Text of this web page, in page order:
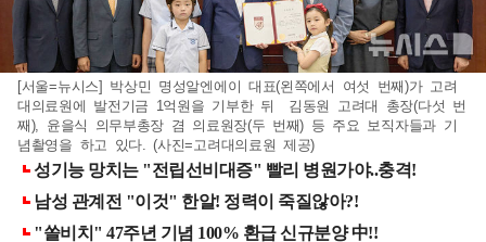
[서울=뉴시스] 박상민 명성알엔에이 대표(왼쪽에서 여섯 번째)가 고려
대의료원에 발전기금 1억원을 기부한 뒤 김동원 고려대 총장(다섯 번
째), 윤을식 의무부총장 겸 의료원장(두 번째) 등 주요 보직자들과 기
념촬영을 하고 있다. (사진=고려대의료원 제공)